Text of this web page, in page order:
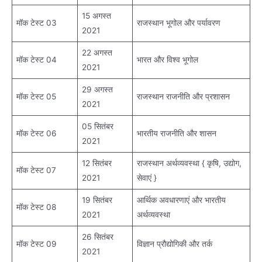
मॉक टेस्ट 03
15 अगस्त
2021
राजस्थान भूगोल और पर्यावरण
मॉक टेस्ट 04
22 अगस्त
2021
भारत और विश्व भूगोल
मॉक टेस्ट 05
29 अगस्त
2021
राजस्थान राजनीति और प्रशासन
मॉक टेस्ट 06
05 सितंबर
2021
भारतीय राजनीति और शासन
मॉक टेस्ट 07
12 सितंबर
2021
राजस्थान अर्थव्यवस्था { कृषि, उद्योग,
सेवाएं }
मॉक टेस्ट 08
19 सितंबर
2021
आर्थिक अवधारणाएं और भारतीय
अर्थव्यवस्था
मॉक टेस्ट 09
26 सितंबर
2021
विज्ञान प्रौद्योगिकी और तर्क